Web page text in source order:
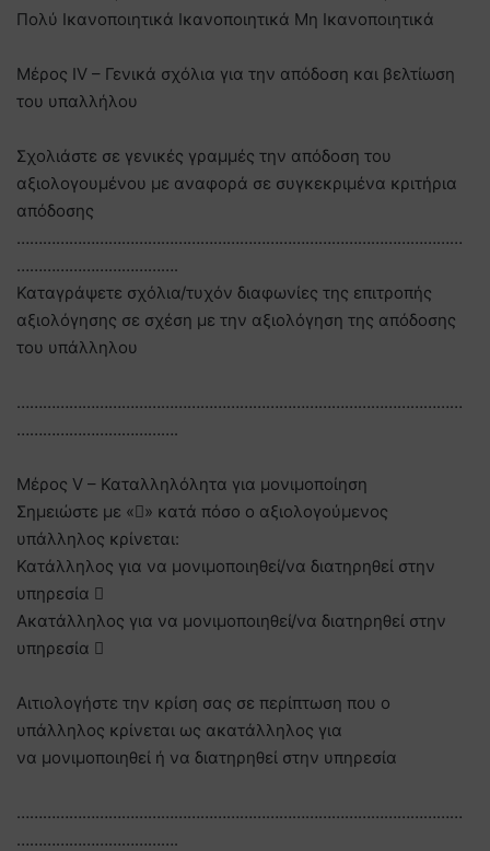
Πολύ Ικανοποιητικά Ικανοποιητικά Μη Ικανοποιητικά
Μέρος IV – Γενικά σχόλια για την απόδοση και βελτίωση
του υπαλλήλου
Σχολιάστε σε γενικές γραμμές την απόδοση του
αξιολογουμένου με αναφορά σε συγκεκριμένα κριτήρια
απόδοσης
…………………………………………………………………………………………
……………………………….
Καταγράψετε σχόλια/τυχόν διαφωνίες της επιτροπής
αξιολόγησης σε σχέση με την αξιολόγηση της απόδοσης
του υπάλληλου
…………………………………………………………………………………………
……………………………….
Μέρος V – Καταλληλόλητα για μονιμοποίηση
Σημειώστε με «» κατά πόσο ο αξιολογούμενος
υπάλληλος κρίνεται:
Κατάλληλος για να μονιμοποιηθεί/να διατηρηθεί στην
υπηρεσία 
Ακατάλληλος για να μονιμοποιηθεί/να διατηρηθεί στην
υπηρεσία 
Αιτιολογήστε την κρίση σας σε περίπτωση που ο
υπάλληλος κρίνεται ως ακατάλληλος για
να μονιμοποιηθεί ή να διατηρηθεί στην υπηρεσία
…………………………………………………………………………………………
……………………………….